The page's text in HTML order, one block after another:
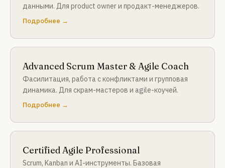
данными. Для product owner и продакт-менеджеров.
Подробнее →
Advanced Scrum Master & Agile Coach
Фасилитация, работа с конфликтами и групповая
динамика. Для скрам-мастеров и agile-коучей.
Подробнее →
Certified Agile Professional
Scrum, Kanban и AI-инструменты. Базовая